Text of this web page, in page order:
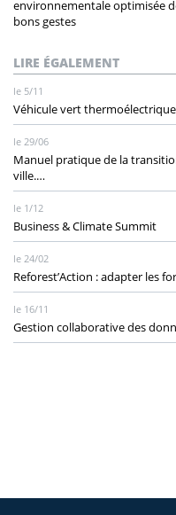
environnementale optimisée
bons gestes
LIRE ÉGALEMENT
le 5/11
Véhicule vert thermoélectrique
le 29/06
Manuel pratique de la
ville.…
le 1/12
Business & Climate Summit
le 24/02
Reforest’Action : adapter les
le 16/11
Gestion collaborative des